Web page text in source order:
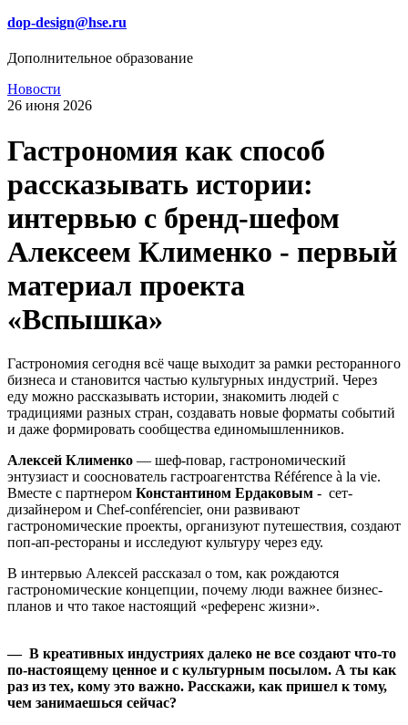
dop-design@hse.ru
Дополнительное образование
Новости
26 июня 2026
Гастрономия как способ
рассказывать истории:
интервью с бренд-шефом
Алексеем Клименко - первый
материал проекта
«Вспышка»
Гастрономия сегодня всё чаще выходит за рамки ресторанного
бизнеса и становится частью культурных индустрий. Через
еду можно рассказывать истории, знакомить людей с
традициями разных стран, создавать новые форматы событий
и даже формировать сообщества единомышленников.
Алексей Клименко — шеф-повар, гастрономический
энтузиаст и сооснователь гастроагентства Référence à la vie.
Вместе с партнером Константином Ердаковым - сет-
дизайнером и Chef-conférencier, они развивают
гастрономические проекты, организуют путешествия, создают
поп-ап-рестораны и исследуют культуру через еду.
В интервью Алексей рассказал о том, как рождаются
гастрономические концепции, почему люди важнее бизнес-
планов и что такое настоящий «референс жизни».
— В креативных индустриях далеко не все создают что‑то
по‑настоящему ценное и с культурным посылом. А ты как
раз из тех, кому это важно. Расскажи, как пришел к тому,
чем занимаешься сейчас?